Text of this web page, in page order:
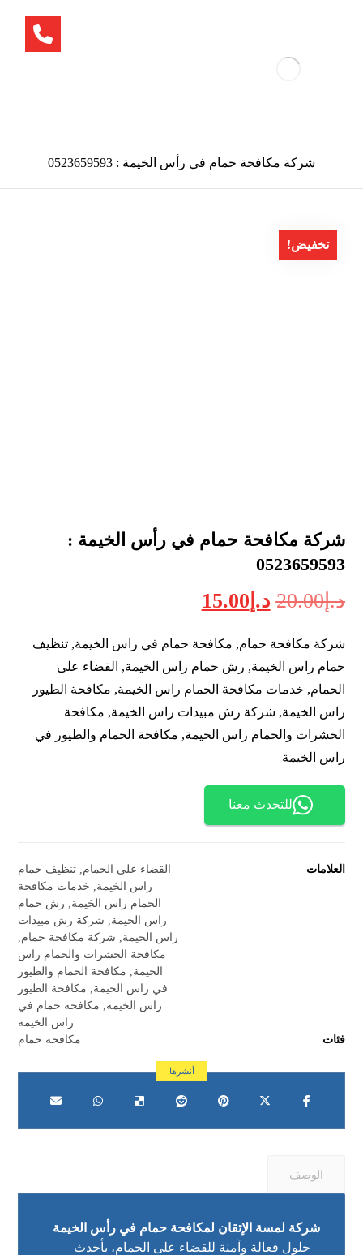
شركة مكافحة حمام في رأس الخيمة : 0523659593
تخفيض!
شركة مكافحة حمام في رأس الخيمة :
0523659593
د.إ20.00 د.إ 15.00
شركة مكافحة حمام, مكافحة حمام في راس الخيمة, تنظيف
حمام راس الخيمة, رش حمام راس الخيمة, القضاء على
الحمام, خدمات مكافحة الحمام راس الخيمة, مكافحة الطيور
راس الخيمة, شركة رش مبيدات راس الخيمة, مكافحة
الحشرات والحمام راس الخيمة, مكافحة الحمام والطيور في
راس الخيمة
للتحدث معنا
العلامات القضاء على الحمام تنظيف حمام
راس الخيمة
خدمات مكافحة
الحمام راس الخيمة
رش حمام
راس الخيمة
شركة رش مبيدات
راس الخيمة
شركة مكافحة حمام
مكافحة الحشرات والحمام راس
الخيمة
مكافحة الحمام والطيور
في راس الخيمة
مكافحة الطيور
راس الخيمة
مكافحة حمام في
راس الخيمة
فئات
مكافحة حمام
الوصف
شركة لمسة الإتقان لمكافحة حمام في رأس الخيمة
– حلول فعالة وآمنة للقضاء على الحمام، بأحدث